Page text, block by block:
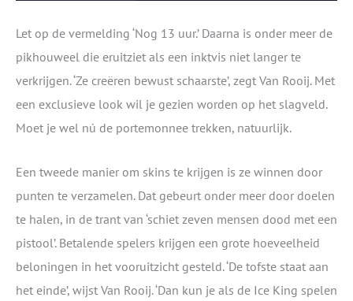
Let op de vermelding ‘Nog 13 uur.’ Daarna is onder meer de
pikhouweel die eruitziet als een inktvis niet langer te
verkrijgen. ‘Ze creëren bewust schaarste’, zegt Van Rooij. Met
een exclusieve look wil je gezien worden op het slagveld.
Moet je wel nú de portemonnee trekken, natuurlijk.
Een tweede manier om skins te krijgen is ze winnen door
punten te verzamelen. Dat gebeurt onder meer door doelen
te halen, in de trant van ‘schiet zeven mensen dood met een
pistool’. Betalende spelers krijgen een grote hoeveelheid
beloningen in het vooruitzicht gesteld. ‘De tofste staat aan
het einde’, wijst Van Rooij. ‘Dan kun je als de Ice King spelen